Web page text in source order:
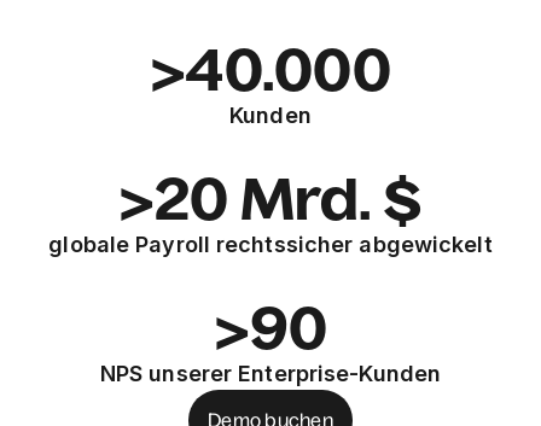
>40.000
Kunden
>20 Mrd. $
globale Payroll rechtssicher abgewickelt
>90
NPS unserer Enterprise-Kunden
Demo buchen